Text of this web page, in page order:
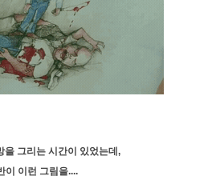
을 그리는 시간이 있었는데,
이 이런 그림을....